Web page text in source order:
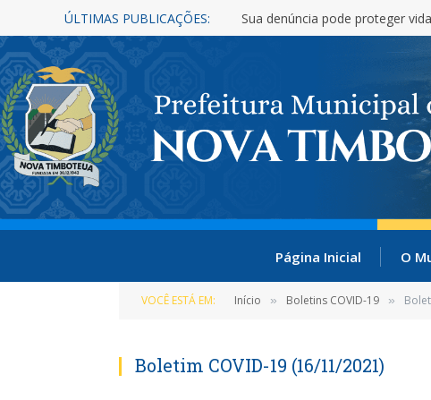
ÚLTIMAS PUBLICAÇÕES: Sua denúncia pode proteger
Página Inicial O
VOCÊ ESTÁ EM: Início » Boletins COVID-19 »
Boletim COVID-19 (16/11/2021)